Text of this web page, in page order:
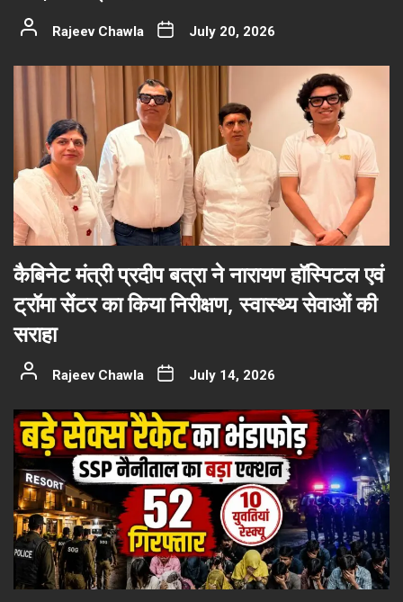
Rajeev Chawla July 20, 2026
कैबिनेट मंत्री प्रदीप बत्रा ने नारायण हॉस्पिटल एवं
ट्रॉमा सेंटर का किया निरीक्षण, स्वास्थ्य सेवाओं की
सराहा
Rajeev Chawla July 14, 2026